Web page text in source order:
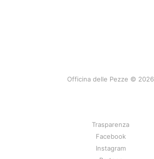
Officina delle Pezze © 2026
Trasparenza
Facebook
Instagram